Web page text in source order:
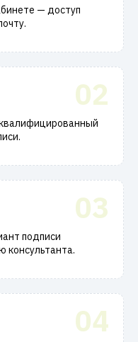
— доступ
02
03
подписи
консультанта.
04